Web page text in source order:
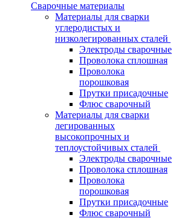
Сварочные материалы
Материалы для сварки
углеродистых и
низколегированных сталей
Электроды сварочные
Проволока сплошная
Проволока
порошковая
Прутки присадочные
Флюс сварочный
Материалы для сварки
легированных
высокопрочных и
теплоустойчивых сталей
Электроды сварочные
Проволока сплошная
Проволока
порошковая
Прутки присадочные
Флюс сварочный